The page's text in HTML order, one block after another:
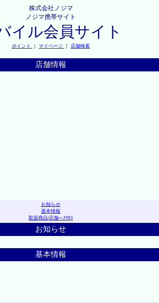
株式会社ノジマ
ノジマ携帯サイト
イル会員サイト
ポイント ｜ マイページ ｜ 店舗検索
店舗情報
お知らせ
基本情報
取扱商品|店舗へｱｸｾｽ
お知らせ
基本情報